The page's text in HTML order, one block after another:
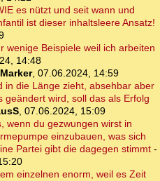
es nützt und seit wann und
ist dieser inhaltsleere Ansatz!
wenige Beispiele weil ich arbeiten
14:48
, 07.06.2024, 14:59
in die Länge zieht, absehbar aber
geändert wird, soll das als Erfolg
, 07.06.2024, 15:09
wenn du gezwungen wirst in
einzubauen, was sich
Partei gibt die dagegen stimmt -
einzelnen enorm, weil es Zeit